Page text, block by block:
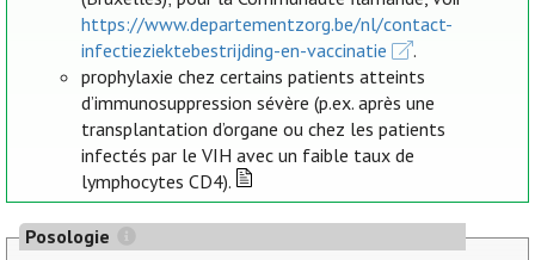
https://www.departementzorg.be/nl/contact-
infectieziektebestrijding-en-vaccinatie
.
prophylaxie chez certains patients atteints
d’immunosuppression sévère (p.ex. après une
transplantation d’organe ou chez les patients
infectés par le VIH avec un faible taux de
lymphocytes CD4).
Posologie